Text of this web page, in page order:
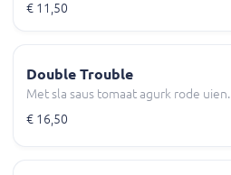
€ 11,50
Double Trouble
Met sla saus tomaat agurk rode uien.
€ 16,50